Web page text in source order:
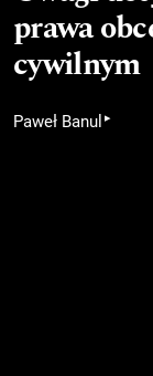
prawa
cywilnym
Paweł Banul ▸